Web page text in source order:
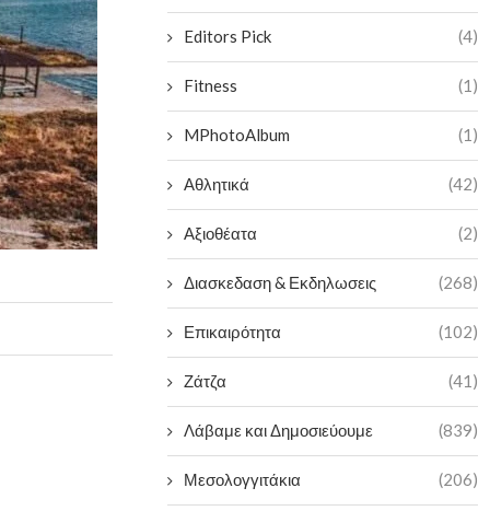
Editors Pick (4)
Fitness (1)
MPhotoAlbum (1)
Αθλητικά (42)
Αξιοθέατα (2)
Διασκεδαση & Εκδηλωσεις (268)
Επικαιρότητα (102)
Ζάτζα (41)
Λάβαμε και Δημοσιεύουμε (839)
Μεσολογγιτάκια (206)